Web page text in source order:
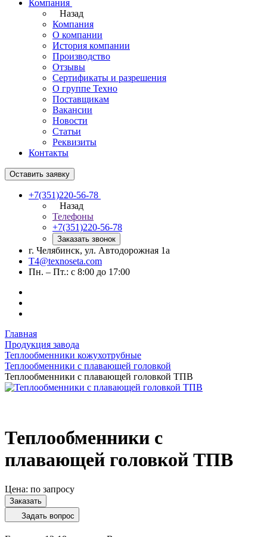
Компания
Назад
Компания
О компании
История компании
Производство
Отзывы
Сертификаты и разрешения
О группе Техно
Поставщикам
Вакансии
Новости
Статьи
Реквизиты
Контакты
Оставить заявку
+7(351)220-56-78
Назад
Телефоны
+7(351)220-56-78
Заказать звонок
г. Челябинск, ул. Автодорожная 1а
T4@texnoseta.com
Пн. – Пт.: с 8:00 до 17:00
Главная
Продукция завода
Теплообменники кожухотрубные
Теплообменники с плавающей головкой
Теплообменники с плавающей головкой ТПВ
Теплообменники с
плавающей головкой ТПВ
Цена: по запросу
Заказать
Задать вопрос